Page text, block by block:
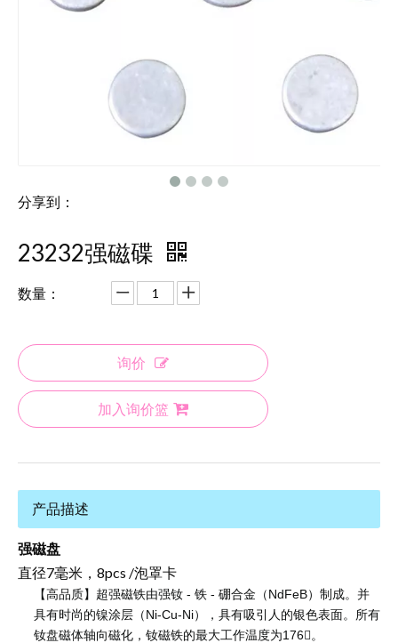
分享到：
23232强磁碟
数量：
询价
加入询价篮
产品描述
强磁盘
直径7毫米，8pcs /泡罩卡
【高品质】超强磁铁由强钕 - 铁 - 硼合金（NdFeB）制成。并
具有时尚的镍涂层（Ni-Cu-Ni），具有吸引人的银色表面。所有
钕盘磁体轴向磁化，钕磁铁的最大工作温度为176。